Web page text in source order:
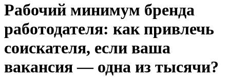
Рабочий минимум бренда
работодателя: как привлечь
соискателя, если ваша
вакансия — одна из тысячи?